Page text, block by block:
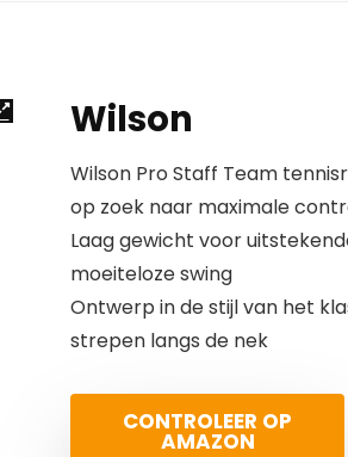
Wilson
Wilson Pro Staff Team
op zoek naar maximale
Laag gewicht voor
moeiteloze swing
Ontwerp in de stijl van het
strepen langs de nek
CONTROLEER OP
AMAZON